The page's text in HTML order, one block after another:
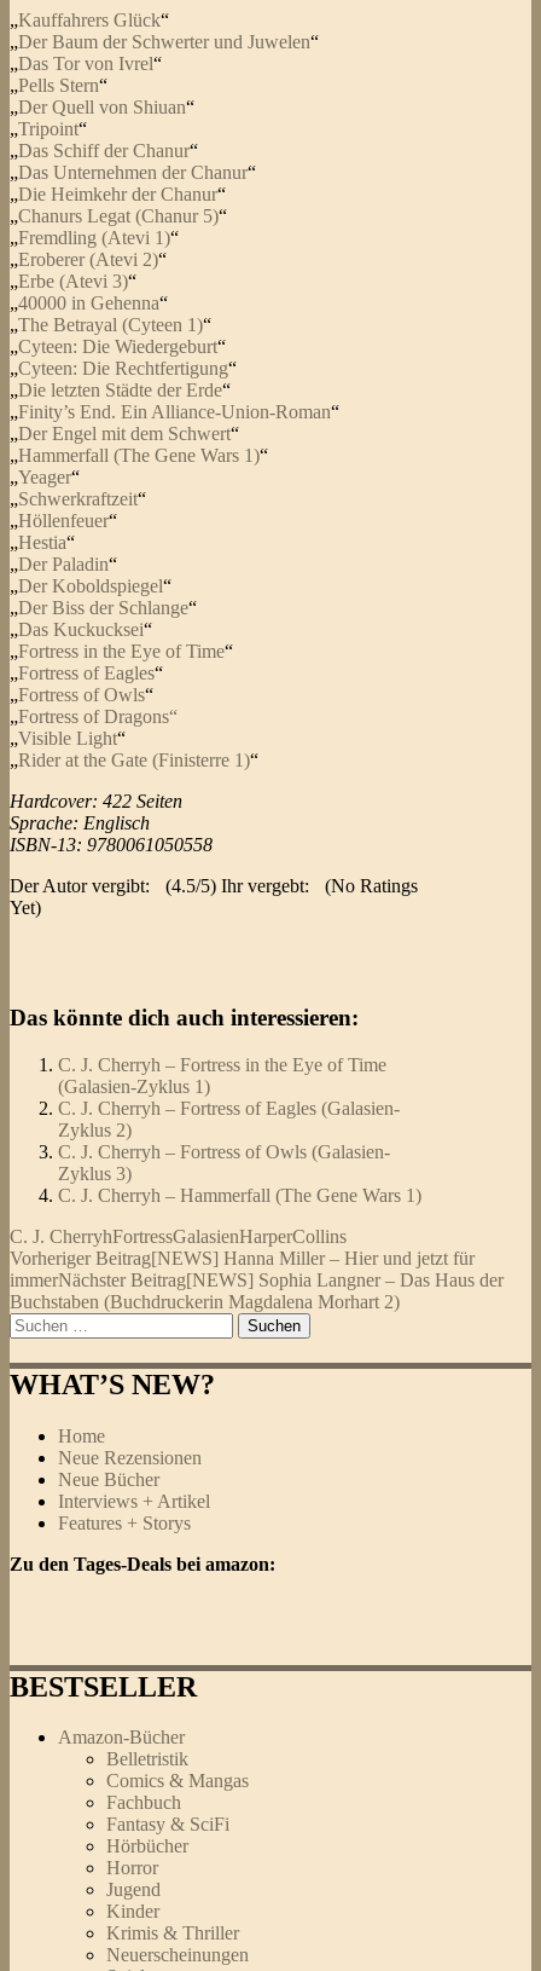
„Kauffahrers Glück“
„Der Baum der Schwerter und Juwelen“
„Das Tor von Ivrel“
„Pells Stern“
„Der Quell von Shiuan“
„Tripoint“
„Das Schiff der Chanur“
„Das Unternehmen der Chanur“
„Die Heimkehr der Chanur“
„Chanurs Legat (Chanur 5)“
„Fremdling (Atevi 1)“
„Eroberer (Atevi 2)“
„Erbe (Atevi 3)“
„40000 in Gehenna“
„The Betrayal (Cyteen 1)“
„Cyteen: Die Wiedergeburt“
„Cyteen: Die Rechtfertigung“
„Die letzten Städte der Erde“
„Finity’s End. Ein Alliance-Union-Roman“
„Der Engel mit dem Schwert“
„Hammerfall (The Gene Wars 1)“
„Yeager“
„Schwerkraftzeit“
„Höllenfeuer“
„Hestia“
„Der Paladin“
„Der Koboldspiegel“
„Der Biss der Schlange“
„Das Kuckucksei“
„Fortress in the Eye of Time“
„Fortress of Eagles“
„Fortress of Owls“
„Fortress of Dragons“
„Visible Light“
„Rider at the Gate (Finisterre 1)“
Hardcover: 422 Seiten
Sprache: Englisch
ISBN-13: 9780061050558
Der Autor vergibt:
(4.5/5) Ihr vergebt:
(No Ratings
Yet)
Das könnte dich auch interessieren:
C. J. Cherryh – Fortress in the Eye of Time
(Galasien-Zyklus 1)
C. J. Cherryh – Fortress of Eagles (Galasien-
Zyklus 2)
C. J. Cherryh – Fortress of Owls (Galasien-
Zyklus 3)
C. J. Cherryh – Hammerfall (The Gene Wars 1)
C. J. CherryhFortressGalasienHarperCollins
Beitragsnavigation
Vorheriger Beitrag[NEWS] Hanna Miller – Hier und jetzt für
immerNächster Beitrag[NEWS] Sophia Langner – Das Haus der
Buchstaben (Buchdruckerin Magdalena Morhart 2)
Suchen
nach:
WHAT’S NEW?
Home
Neue Rezensionen
Neue Bücher
Interviews + Artikel
Features + Storys
Zu den Tages-Deals bei amazon:
BESTSELLER
Amazon-Bücher
Belletristik
Comics & Mangas
Fachbuch
Fantasy & SciFi
Hörbücher
Horror
Jugend
Kinder
Krimis & Thriller
Neuerscheinungen